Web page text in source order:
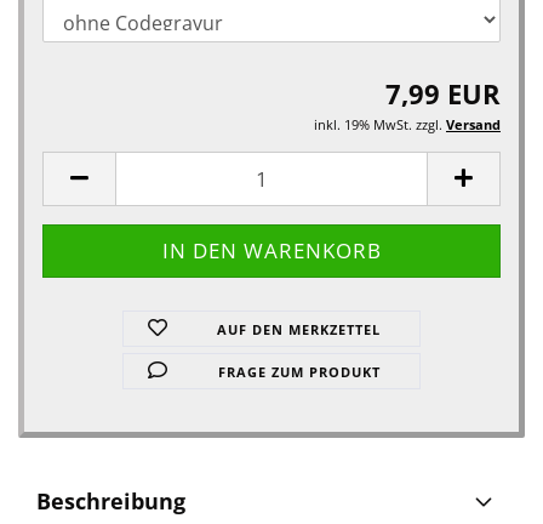
7,99 EUR
inkl. 19% MwSt. zzgl. Versand
AUF DEN MERKZETTEL
FRAGE ZUM PRODUKT
Beschreibung